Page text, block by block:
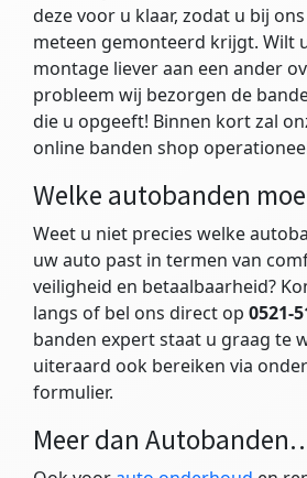
deze voor u klaar, zodat u bij
meteen gemonteerd krijgt. Wilt
montage liever aan een ander
probleem wij bezorgen de
die u opgeeft! Binnen kort zal
online banden shop
Welke autobanden
Weet u niet precies welke
uw auto past in termen van
veiligheid en betaalbaarheid?
langs of bel ons direct op 0521-
banden expert staat u graag te
uiteraard ook bereiken via
formulier.
Meer dan